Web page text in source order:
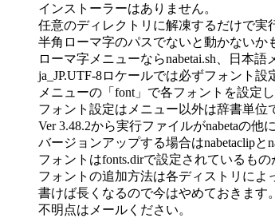
インストーラーはありません。
任意のディレクトリに解凍するだけで実
半角ローマ字のパスでないと動かないか
ローマ字メニューならnabetai.sh、日本語
ja_JP.UTF-8ロケールでは必ずフォント設
メニューの「font」で各フォントを設定し
フォント設定はメニュー以外は辞書単位
Ver 3.48.2から実行ファイルがnabetaの他
バージョンアップする場合はnabetaclipと
フォントはfonts.dirで設定されているもの
フォントの追加方法は各ディストリによ
書けば長くなるので今はやめておきます。
不明点はメールください。